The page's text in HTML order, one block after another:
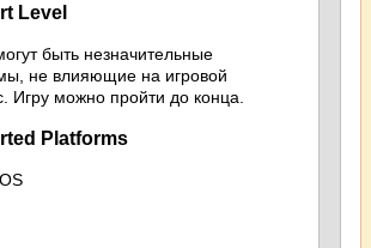
Level
быть незначительные
не влияющие на игровой
Игру можно пройти до конца.
Platforms